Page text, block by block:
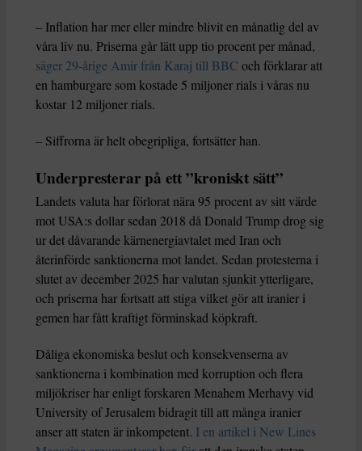
– Inflation har mer eller mindre blivit en månatlig del av
våra liv nu. Priserna går lätt upp tio procent per månad,
säger 29-årige Amir från Karaj till BBC och förklarar att
en hamburgare som kostade 5 miljoner rials i våras nu
kostar 12 miljoner rials.
– Siffrorna är helt obegripliga, fortsätter han.
Underpresterar på ett ”kroniskt sätt”
Landets valuta har förlorat nära 95 procent av sitt värde
mot USA:s dollar sedan 2018 då Donald Trump drog sig
ur det dåvarande kärnenergiavtalet med Iran och
återinförde sanktionerna mot landet. Sedan protesterna i
slutet av december 2025 har valutan sjunkit ytterligare,
och priserna har fortsatt att stiga vilket gör att iranier i
gemen har fått kraftigt förminskad köpkraft.
Dåliga ekonomiska beslut och konsekvenserna av
sanktionerna i kombination med korruption och flera
miljökriser har enligt forskaren Menahem Merhavy vid
University of Jerusalem bidragit till att många iranier
anser att staten är inkompetent. I en artikel i New Lines